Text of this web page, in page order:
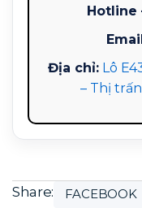
Hotline
Địa chỉ: Lô
– Thị
Share: FACEBOOK